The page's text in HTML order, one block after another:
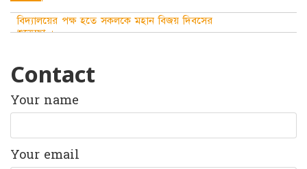
বিদ্যালয়ের পক্ষ হতে সকলকে মহান বিজয় দিবসের
শুভেচ্ছা ।
Contact
Your name
Your email